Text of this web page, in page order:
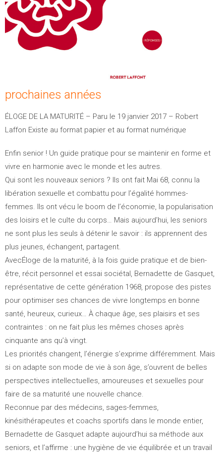
prochaines années
ÉLOGE DE LA MATURITÉ – Paru le 19 janvier 2017 – Robert
Laffon Existe au format papier et au format numérique
Enfin senior ! Un guide pratique pour se maintenir en forme et
vivre en harmonie avec le monde et les autres.
Qui sont les nouveaux seniors ? Ils ont fait Mai 68, connu la
libération sexuelle et combattu pour l’égalité hommes-
femmes. Ils ont vécu le boom de l’économie, la popularisation
des loisirs et le culte du corps… Mais aujourd’hui, les seniors
ne sont plus les seuls à détenir le savoir : ils apprennent des
plus jeunes, échangent, partagent.
AvecÉloge de la maturité, à la fois guide pratique et de bien-
être, récit personnel et essai sociétal, Bernadette de Gasquet,
représentative de cette génération 1968, propose des pistes
pour optimiser ses chances de vivre longtemps en bonne
santé, heureux, curieux… À chaque âge, ses plaisirs et ses
contraintes : on ne fait plus les mêmes choses après
cinquante ans qu’à vingt.
Les priorités changent, l’énergie s’exprime différemment. Mais
si on adapte son mode de vie à son âge, s’ouvrent de belles
perspectives intellectuelles, amoureuses et sexuelles pour
faire de sa maturité une nouvelle chance.
Reconnue par des médecins, sages-femmes,
kinésithérapeutes et coachs sportifs dans le monde entier,
Bernadette de Gasquet adapte aujourd’hui sa méthode aux
seniors, et l’affirme : une hygiène de vie équilibrée et un travail